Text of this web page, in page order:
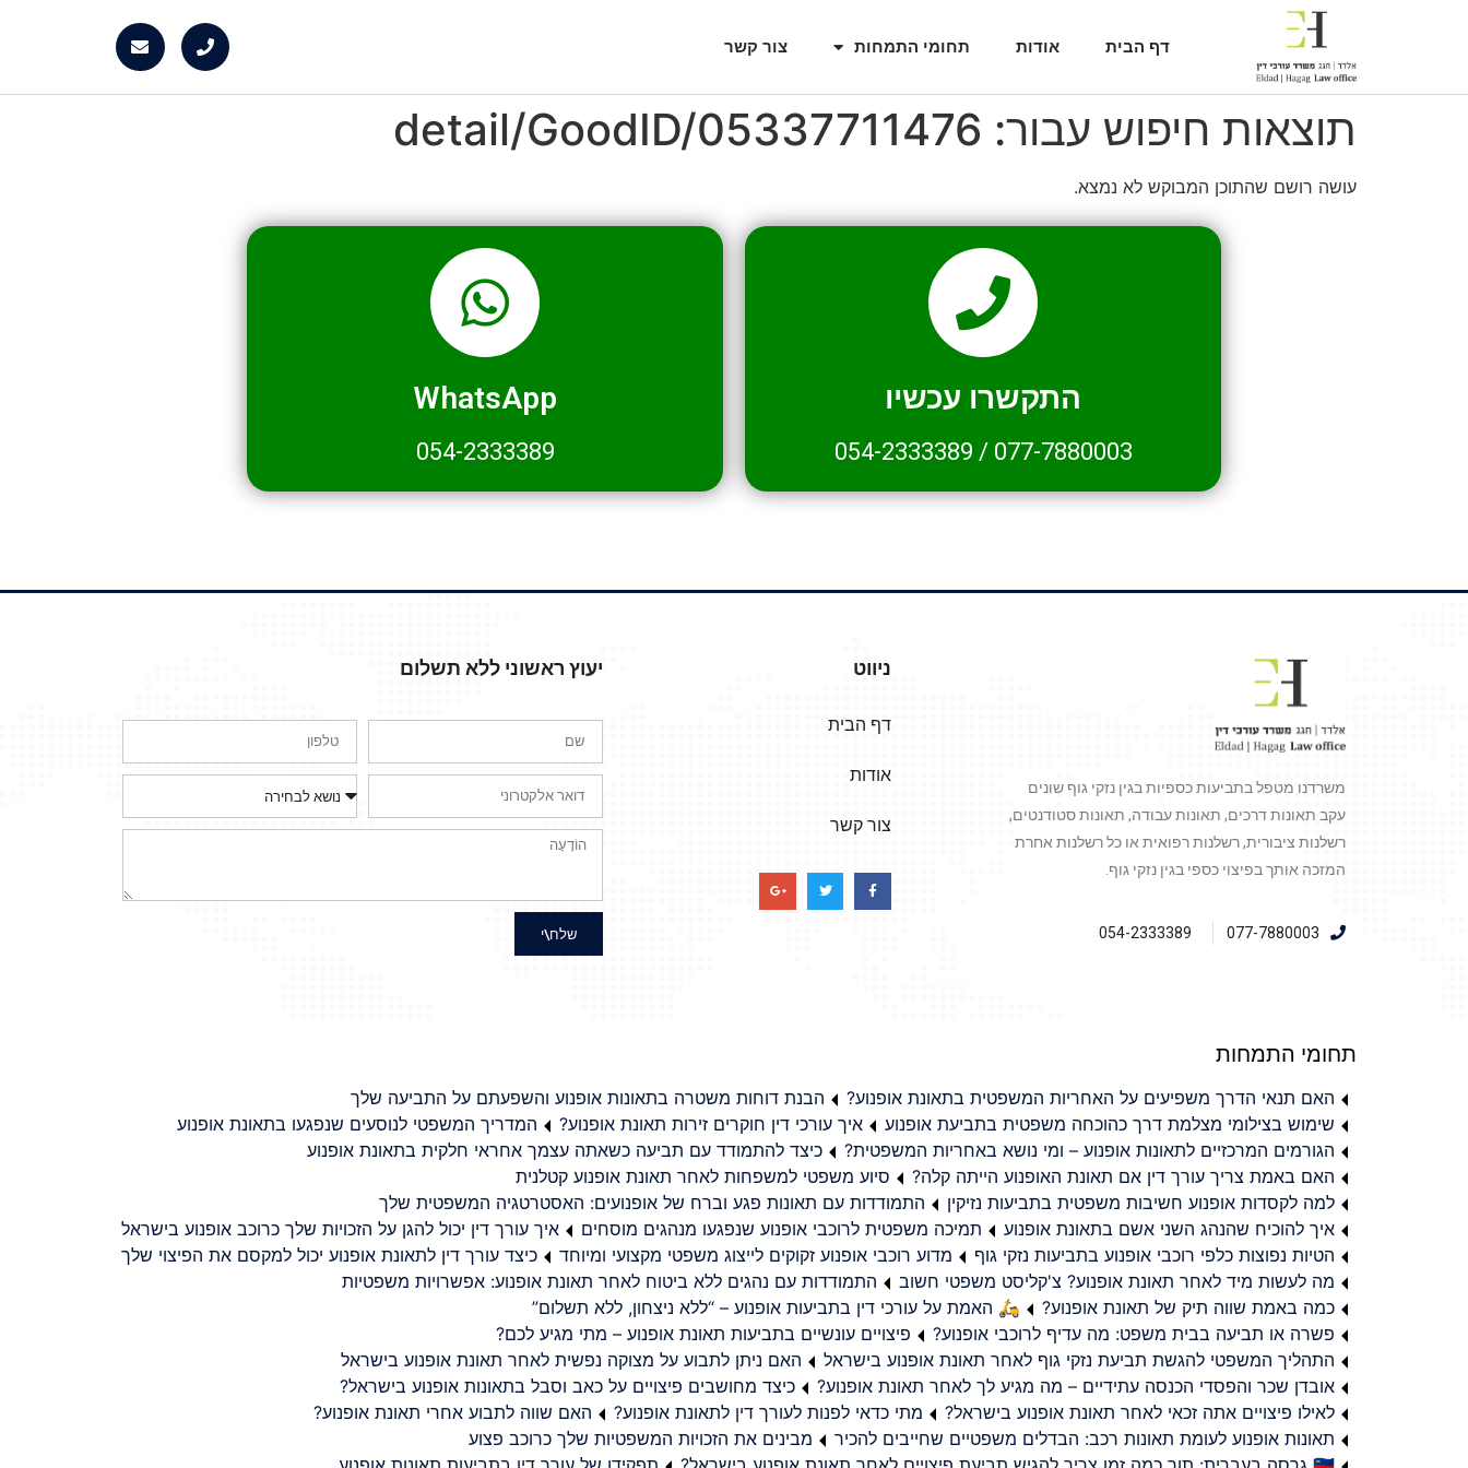
דף הבית אודות תחומי התמחות צור קשר
תוצאות חיפוש עבור: detail/GoodID/05337711476
עושה רושם שהתוכן המבוקש לא נמצא.
התקשרו עכשיו
077-7880003
/
054-2333389
WhatsApp
054-2333389
משרדנו מטפל בתביעות כספיות בגין נזקי גוף שונים
עקב תאונות דרכים, תאונות עבודה, תאונות סטודנטים,
רשלנות ציבורית, רשלנות רפואית או כל רשלנות אחרת
המזכה אותך בפיצוי כספי בגין נזקי גוף.
077-7880003
054-2333389
ניווט
דף הבית
אודות
צור קשר
יעוץ ראשוני ללא תשלום
שלח\י
תחומי התמחות
האם תנאי הדרך משפיעים על האחריות המשפטית בתאונת אופנוע?
הבנת דוחות משטרה בתאונות אופנוע והשפעתם על התביעה שלך
שימוש בצילומי מצלמת דרך כהוכחה משפטית בתביעת אופנוע
איך עורכי דין חוקרים זירות תאונת אופנוע?
המדריך המשפטי לנוסעים שנפגעו בתאונת אופנוע
הגורמים המרכזיים לתאונות אופנוע – ומי נושא באחריות המשפטית?
כיצד להתמודד עם תביעה כשאתה עצמך אחראי חלקית בתאונת אופנוע
האם באמת צריך עורך דין אם תאונת האופנוע הייתה קלה?
סיוע משפטי למשפחות לאחר תאונת אופנוע קטלנית
למה לקסדות אופנוע חשיבות משפטית בתביעות נזיקין
התמודדות עם תאונות פגע וברח של אופנועים: האסטרטגיה המשפטית שלך
איך להוכיח שהנהג השני אשם בתאונת אופנוע
תמיכה משפטית לרוכבי אופנוע שנפגעו מנהגים מוסחים
איך עורך דין יכול להגן על הזכויות שלך כרוכב אופנוע בישראל
הטיות נפוצות כלפי רוכבי אופנוע בתביעות נזקי גוף
מדוע רוכבי אופנוע זקוקים לייצוג משפטי מקצועי ומיוחד
כיצד עורך דין לתאונת אופנוע יכול למקסם את הפיצוי שלך
מה לעשות מיד לאחר תאונת אופנוע? צ'קליסט משפטי חשוב
התמודדות עם נהגים ללא ביטוח לאחר תאונת אופנוע: אפשרויות משפטיות
כמה באמת שווה תיק של תאונת אופנוע?
🛵 האמת על עורכי דין בתביעות אופנוע – “ללא ניצחון, ללא תשלום”
פשרה או תביעה בבית משפט: מה עדיף לרוכבי אופנוע?
פיצויים עונשיים בתביעות תאונת אופנוע – מתי מגיע לכם?
התהליך המשפטי להגשת תביעת נזקי גוף לאחר תאונת אופנוע בישראל
האם ניתן לתבוע על מצוקה נפשית לאחר תאונת אופנוע בישראל
אובדן שכר והפסדי הכנסה עתידיים – מה מגיע לך לאחר תאונת אופנוע?
כיצד מחושבים פיצויים על כאב וסבל בתאונות אופנוע בישראל?
לאילו פיצויים אתה זכאי לאחר תאונת אופנוע בישראל?
מתי כדאי לפנות לעורך דין לתאונת אופנוע?
האם שווה לתבוע אחרי תאונת אופנוע?
תאונות אופנוע לעומת תאונות רכב: הבדלים משפטיים שחייבים להכיר
מבינים את הזכויות המשפטיות שלך כרוכב פצוע